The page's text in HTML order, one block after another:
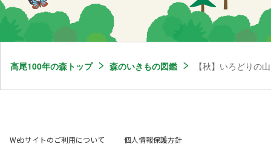
高尾100年の森トップ 森のいきもの図鑑 【秋】いろどりの
Webサイトのご利用について 個人情報保護方針